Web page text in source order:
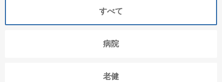
すべて
病院
老健